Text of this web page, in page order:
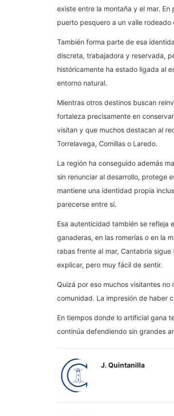
existe entre la montaña y el mar.
puerto pesquero a un valle rodeado
También forma parte de esa
discreta, trabajadora y reservada,
históricamente ha estado ligada al
entorno natural.
Mientras otros destinos buscan
fortaleza precisamente en
visitan y que muchos destacan al
Torrelavega, Comillas o Laredo.
La región ha conseguido además
sin renunciar al desarrollo, protege
mantiene una identidad propia
parecerse entre sí.
Esa autenticidad también se refleja
ganaderas, en las romerías o en la
rabas frente al mar, Cantabria
explicar, pero muy fácil de sentir.
Quizá por eso muchos visitantes no
comunidad. La impresión de haber
En tiempos donde lo artificial gana
continúa defendiendo sin grandes
J. Quintanilla